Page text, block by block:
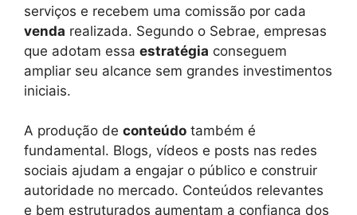
serviços e recebem uma comissão por cada
venda realizada. Segundo o Sebrae, empresas
que adotam essa estratégia conseguem
ampliar seu alcance sem grandes investimentos
iniciais.
A produção de conteúdo também é
fundamental. Blogs, vídeos e posts nas redes
sociais ajudam a engajar o público e construir
autoridade no mercado. Conteúdos relevantes
e bem estruturados aumentam a confiança dos